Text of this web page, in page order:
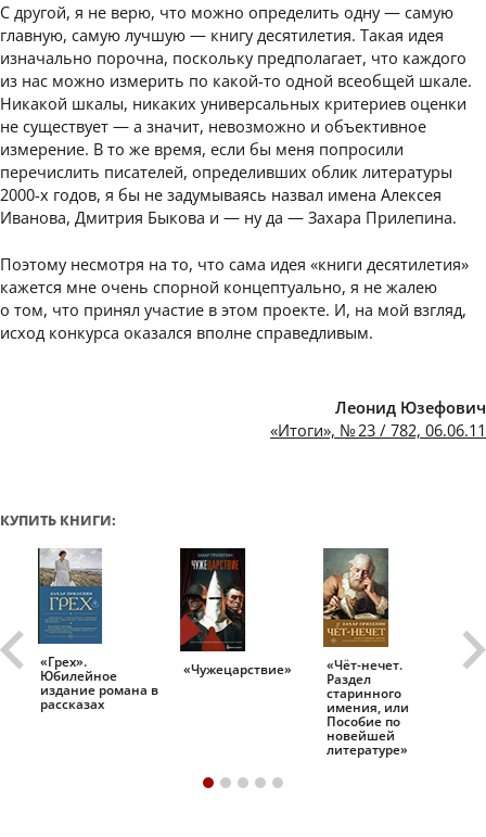
С другой, я не верю, что можно определить одну — самую
главную, самую лучшую — книгу десятилетия. Такая идея
изначально порочна, поскольку предполагает, что каждого
из нас можно измерить по какой-то одной всеобщей шкале.
Никакой шкалы, никаких универсальных критериев оценки
не существует — а значит, невозможно и объективное
измерение. В то же время, если бы меня попросили
перечислить писателей, определивших облик литературы
2000-х годов, я бы не задумываясь назвал имена Алексея
Иванова, Дмитрия Быкова и — ну да — Захара Прилепина.
Поэтому несмотря на то, что сама идея «книги десятилетия»
кажется мне очень спорной концептуально, я не жалею
о том, что принял участие в этом проекте. И, на мой взгляд,
исход конкурса оказался вполне справедливым.
Леонид Юзефович
«Итоги», № 23 / 782, 06.06.11
КУПИТЬ КНИГИ:
«Грех».
Юбилейное
издание романа в
рассказах
«Чужецарствие» «Чёт-нечет.
Раздел
старинного
имения, или
Пособие по
новейшей
литературе»